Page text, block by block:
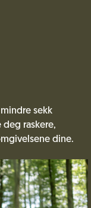
sekk
raskere,
dine.